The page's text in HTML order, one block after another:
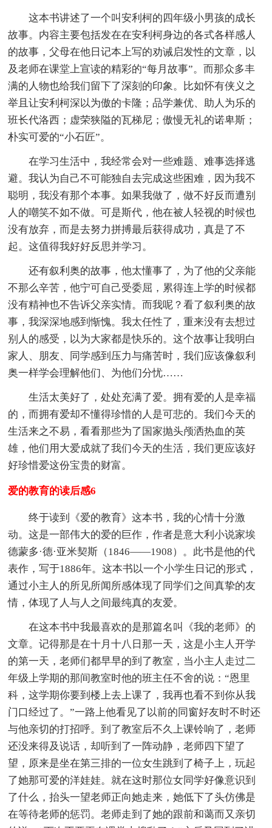
这本书讲述了一个叫安利柯的四年级小男孩的成长
故事。内容主要包括发在在安利柯身边的各式各样感人
的故事，父母在他日记本上写的劝诫启发性的文章，以
及老师在课堂上宣读的精彩的“每月故事”。而那众多丰
满的人物也给我们留下了深刻的印象。比如怀有侠义之
举且让安利柯深以为傲的卡隆；品学兼优、助人为乐的
班长代洛西；虚荣狭隘的瓦梯尼；傲慢无礼的诺卑斯；
朴实可爱的“小石匠”。
在学习生活中，我经常会对一些难题、难事选择逃
避。我认为自己不可能独自去完成这些困难，因为我不
聪明，我没有那个本事。如果我做了，做不好反而遭别
人的嘲笑不如不做。可是斯代，他在被人轻视的时候也
没有放弃，而是去努力拼搏最后获得成功，真是了不
起。这值得我好好反思并学习。
还有叙利奥的故事，他太懂事了，为了他的父亲能
不那么辛苦，他宁可自己受委屈，累得连上学的时候都
没有精神也不告诉父亲实情。而我呢？看了叙利奥的故
事，我深深地感到惭愧。我太任性了，重来没有去想过
别人的感受，以为大家都是快乐的。这个故事让我明白
家人、朋友、同学感到压力与痛苦时，我们应该像叙利
奥一样学会理解他们、为他们分忧……
生活太美好了，处处充满了爱。拥有爱的人是幸福
的，而拥有爱却不懂得珍惜的人是可悲的。我们今天的
生活来之不易，看看那些为了国家抛头颅洒热血的英
雄，他们用大爱成就了我们今天的生活，我们更应该好
好珍惜爱这份宝贵的财富。
爱的教育的读后感6
终于读到《爱的教育》这本书，我的心情十分激
动。这是一部伟大的爱的巨作，作者是意大利小说家埃
德蒙多·德·亚米契斯（1846——1908）。此书是他的代
表作，写于1886年。这本书以一个小学生日记的形式，
通过小主人的所见所闻所感体现了同学们之间真挚的友
情，体现了人与人之间最纯真的友爱。
在这本书中我最喜欢的是那篇名叫《我的老师》的
文章。记得那是在十月十八日那一天，这是小主人开学
的第一天，老师们都早早的到了教室，当小主人走过二
年级上学期的那间教室时他的班主任不舍的说：“恩里
科，这学期你要到楼上去上课了，我再也看不到你从我
门口经过了。”一路上他看见了以前的同窗好友时不时还
与他亲切的打招呼。到了教室后不久上课铃响了，老师
还没来得及说话，却听到了一阵动静，老师四下望了
望，原来是坐在第三排的一位女生跳到了椅子上，玩起
了她那可爱的洋娃娃。就在这时那位女同学好像意识到
了什么，抬头一望老师正向她走来，她低下了头仿佛是
在等待老师的惩罚。老师走到了她的跟前和蔼而又亲切